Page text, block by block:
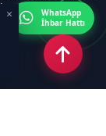
×
WhatsApp
İhbar Hattı